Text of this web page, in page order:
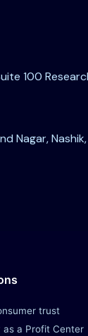
100
Nagar,
trust
as a Profit Center